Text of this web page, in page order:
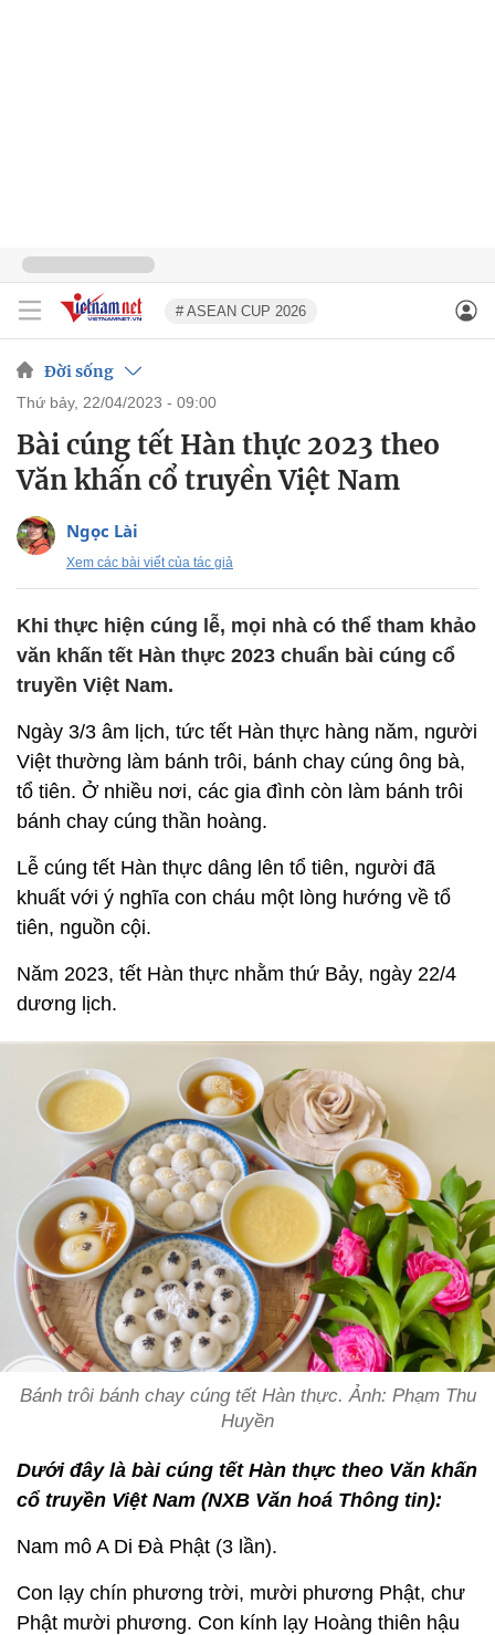
# ASEAN CUP 2026
Đời sống
thứ bảy, 22/04/2023 - 09:00
Bài cúng tết Hàn thực 2023 theo
Văn khấn cổ truyền Việt Nam
Ngọc Lài
Xem các bài viết của tác giả
Khi thực hiện cúng lễ, mọi nhà có thể tham khảo
văn khấn tết Hàn thực 2023 chuẩn bài cúng cổ
truyền Việt Nam.
Ngày 3/3 âm lịch, tức tết Hàn thực hàng năm, người
Việt thường làm bánh trôi, bánh chay cúng ông bà,
tổ tiên. Ở nhiều nơi, các gia đình còn làm bánh trôi
bánh chay cúng thần hoàng.
Lễ cúng tết Hàn thực dâng lên tổ tiên, người đã
khuất với ý nghĩa con cháu một lòng hướng về tổ
tiên, nguồn cội.
Năm 2023, tết Hàn thực nhằm thứ Bảy, ngày 22/4
dương lịch.
Bánh trôi bánh chay cúng tết Hàn thực. Ảnh: Phạm Thu
Huyền
Dưới đây là bài cúng tết Hàn thực theo Văn khấn
cổ truyền Việt Nam (NXB Văn hoá Thông tin):
Nam mô A Di Đà Phật (3 lần).
Con lạy chín phương trời, mười phương Phật, chư
Phật mười phương. Con kính lạy Hoàng thiên hậu